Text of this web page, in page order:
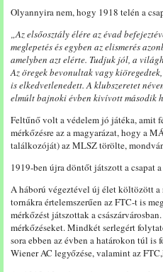
Olyannyira nem, hogy 1918 telén a
„Az elsőosztály élére az évad
meglepetés és egyben az elismerés
amelyben azt elérte. Tudjuk jól, a
Az öregek bevonultak vagy
is elkedvetlenedett. A klubszeretet
elmúlt bajnoki évben kivívott második
Feltűnő volt a védelem jó játéka, amit
mérkőzésre az a magyarázat, hogy a
találkozóját) az MLSZ törölte,
1919-ben újra döntőt játszott a csapat
A háború végeztével új élet költözött
tornákra értelemszerűen az FTC-t is
mérkőzést játszottak a
mérkőzéseket. Mindkét serlegért
sora ebben az évben a határokon túl
Wiener AC legyőzése, valamint az